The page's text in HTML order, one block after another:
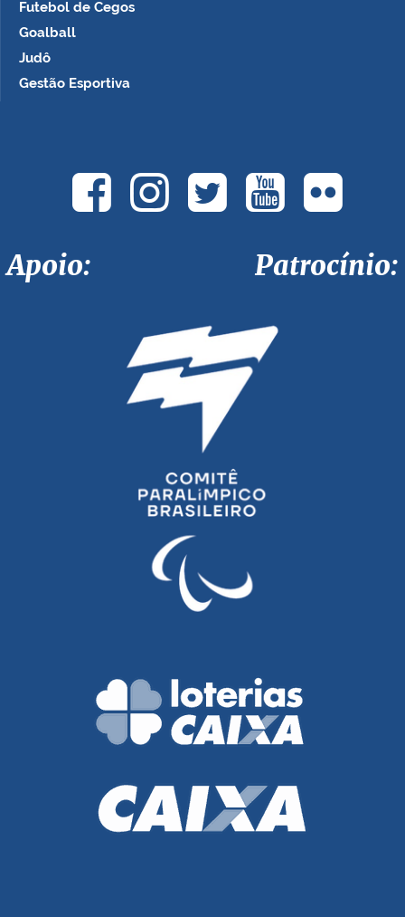
Futebol de Cegos
Goalball
Judô
Gestão Esportiva
Apoio: Patrocínio: